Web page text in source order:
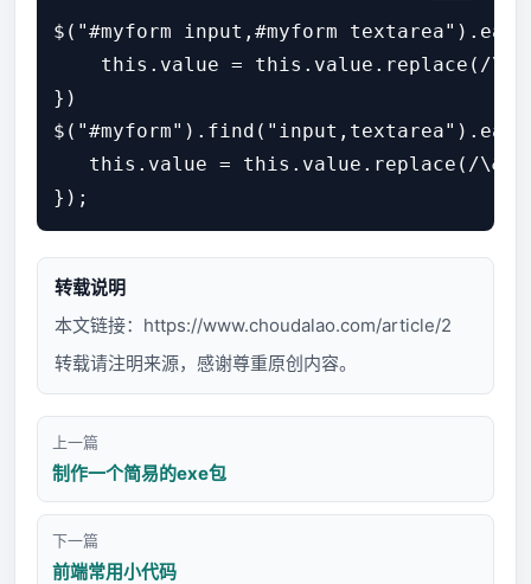
$("#myform input,#myform
this.value = this.value.replace(/\&/
})
this.value = this.value.replace(/\&/
});
转载说明
本文链接： https://www.choudalao.com/article/2
转载请注明来源，感谢尊重原创内容。
上一篇
制作一个简易的exe包
下一篇
前端常用小代码